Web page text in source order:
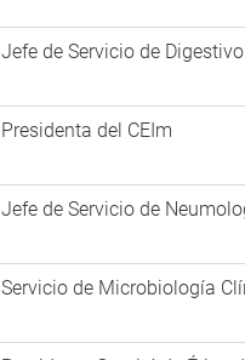
Jefe de Servicio de Digestivo
Presidenta del CEIm
Jefe de Servicio de
Servicio de Microbiología